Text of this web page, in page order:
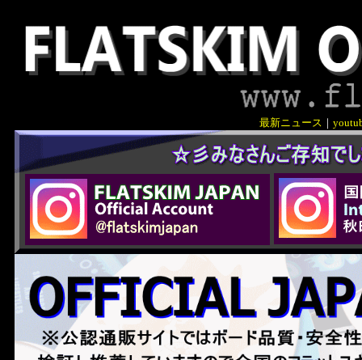
最新ニュース ｜